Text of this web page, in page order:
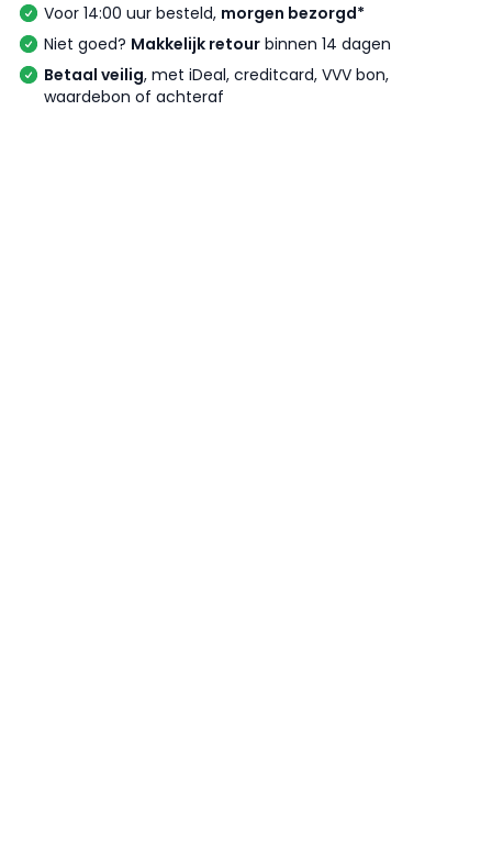
Voor 14:00 uur besteld, morgen bezorgd*
Niet goed? Makkelijk retour binnen 14 dagen
Betaal veilig, met iDeal, creditcard, VVV bon,
waardebon of achteraf